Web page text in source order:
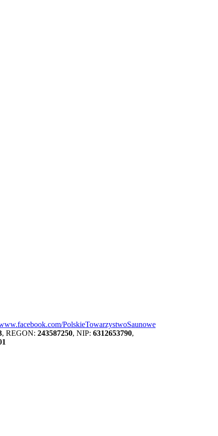
PolskieTowarzystwoSaunowe
, REGON: 243587250, NIP: 6312653790,